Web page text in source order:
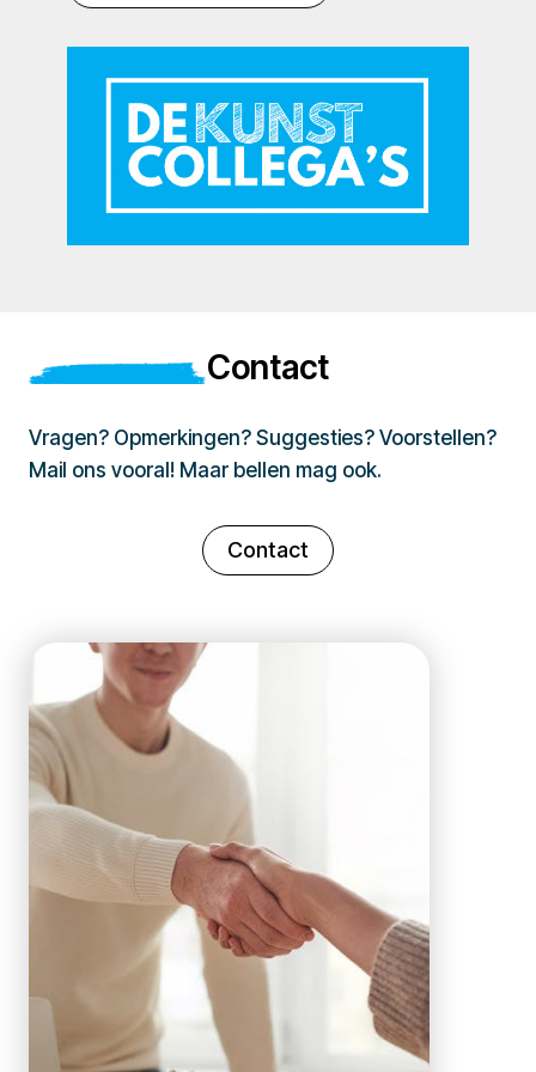
Contact
Vragen? Opmerkingen? Suggesties? Voorstellen?
Mail ons vooral! Maar bellen mag ook.
Contact